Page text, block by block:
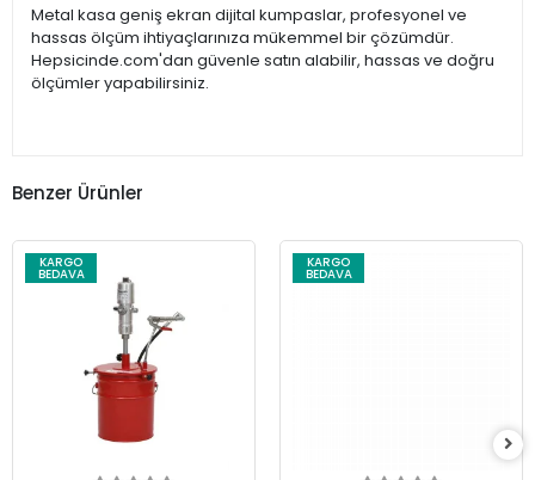
Metal kasa geniş ekran dijital kumpaslar, profesyonel ve
hassas ölçüm ihtiyaçlarınıza mükemmel bir çözümdür.
Hepsicinde.com'dan güvenle satın alabilir, hassas ve doğru
ölçümler yapabilirsiniz.
Benzer Ürünler
KARGO
BEDAVA
KARGO
BEDAVA